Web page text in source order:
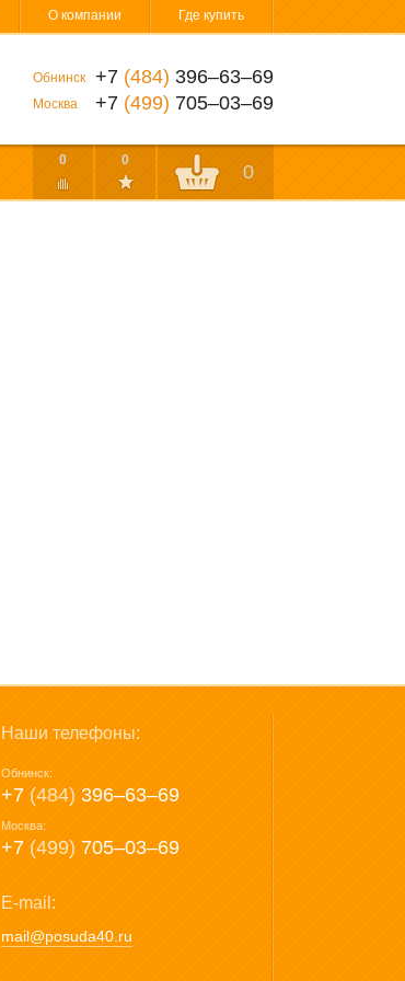
О компании Где купить
Обнинск +7 (484) 396‒63‒69
Москва +7 (499) 705‒03‒69
0 0
0
Наши телефоны:
Обнинск:
+7 (484) 396‒63‒69
Москва:
+7 (499) 705‒03‒69
E-mail:
mail@posuda40.ru